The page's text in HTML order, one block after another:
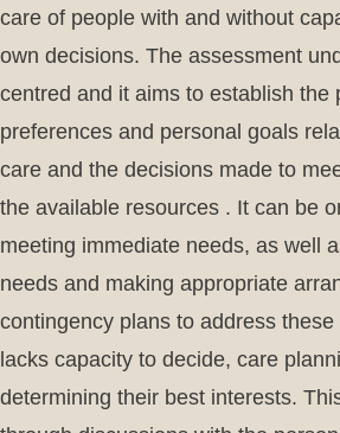
care of people with and without
own decisions. The assessment
centred and it aims to establish the
preferences and personal goals
care and the decisions made to
the available resources . It can be
meeting immediate needs, as well
needs and making appropriate
contingency plans to address
lacks capacity to decide, care
determining their best interests.